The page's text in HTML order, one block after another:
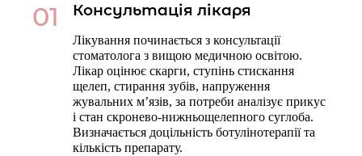
01 Консультація лікаря
Лікування починається з консультації
стоматолога з вищою медичною освітою.
Лікар оцінює скарги, ступінь стискання
щелеп, стирання зубів, напруження
жувальних м’язів, за потреби аналізує прикус
і стан скронево-нижньощелепного суглоба.
Визначається доцільність ботулінотерапії та
кількість препарату.